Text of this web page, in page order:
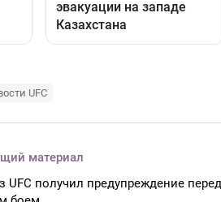
UFC
материал
UFC получил предупреждение перед